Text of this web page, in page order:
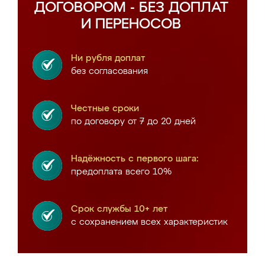
ДОГОВОРОМ - БЕЗ ДОПЛАТ
И ПЕРЕНОСОВ
Ни рубля доплат
без согласования
Честные сроки
по договору от 7 до 20 дней
Надёжность с первого шага:
предоплата всего 10%
Срок службы 10+ лет
с сохранением всех характеристик